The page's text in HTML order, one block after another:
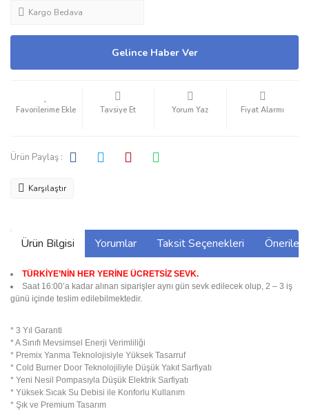
Kargo Bedava
Gelince Haber Ver
Tavsiye Et Yorum Yaz Fiyat Alarmı
Ürün Paylaş :
Karşılaştır
Ürün Bilgisi Yorumlar Taksit Seçenekleri
TÜRKİYE’NİN HER YERİNE ÜCRETSİZ SEVK.
Saat 16:00’a kadar alınan siparişler aynı gün sevk edilecek olup, 2 – 3 iş
günü içinde teslim edilebilmektedir.
* 3 Yıl Garanti
* A Sınıfı Mevsimsel Enerji Verimliliği
* Premix Yanma Teknolojisiyle Yüksek Tasarruf
* Cold Burner Door Teknolojiliyle Düşük Yakıt Sarfiyatı
* Yeni Nesil Pompasıyla Düşük Elektrik Sarfiyatı
* Yüksek Sıcak Su Debisi ile Konforlu Kullanım
* Şık ve Premium Tasarım